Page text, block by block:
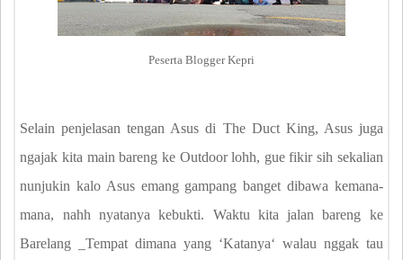
Peserta Blogger Kepri
Selain penjelasan tengan Asus di The Duct King, Asus juga
ngajak kita main bareng ke Outdoor lohh, gue fikir sih sekalian
nunjukin kalo Asus emang gampang banget dibawa kemana-
mana, nahh nyatanya kebukti. Waktu kita jalan bareng ke
Barelang _Tempat dimana yang ʻKatanyaʻ walau nggak tau